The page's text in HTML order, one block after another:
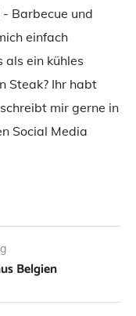
Barbecue und
einfach
als ein kühles
Steak? Ihr habt
mir gerne in
Social Media
Belgien